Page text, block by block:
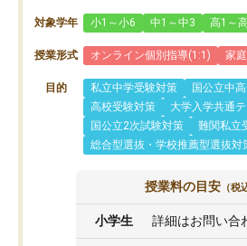
対象学年 小1～小6 中1～中3 高1～
授業形式 オンライン個別指導(1:1) 家
目的 私立中学受験対策
国公立中
高校受験対策
大学入学共通
国公立2次試験対策
難関私立
総合型選抜・学校推薦型選抜対
授業料の目安 （税
小学生 詳細はお問い合